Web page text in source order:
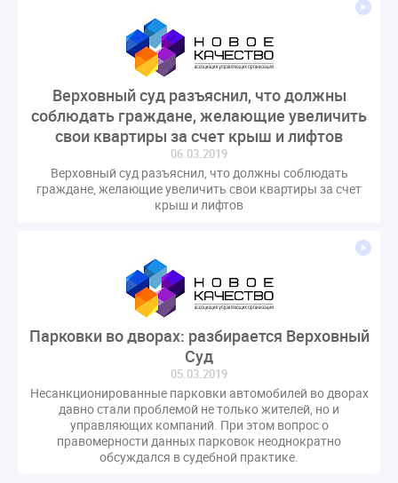
демоэкзамен
депутаты
документ
единство измерений
закон о банкротстве
изменения в ЖК РФ
изменения в Положение
индексация
кадры
категория риска
квалифэкзамен
кворум ОСС
коммунальные ресурсы
коррупция
неосновательное обогащение
непредвиденные расходы
нормотворчество
общедомовое имущество
общедомовой прибор учета
общее собрание
объект культурного наследия
оплата отопления
особенности взимания пени
оспаривание ОСС
перелицензирование
переуступка
плановые проверки
пожарная безопасность
прекращение договора
Верховный суд разъяснил, что должны
соблюдать граждане, желающие увеличить
свои квартиры за счет крыш и лифтов
06.03.2019
Верховный суд разъяснил, что должны соблюдать
граждане, желающие увеличить свои квартиры за счет
крыш и лифтов
Парковки во дворах: разбирается Верховный
Суд
05.03.2019
Несанкционированные парковки автомобилей во дворах
давно стали проблемой не только жителей, но и
управляющих компаний. При этом вопрос о
правомерности данных парковок неоднократно
обсуждался в судебной практике.